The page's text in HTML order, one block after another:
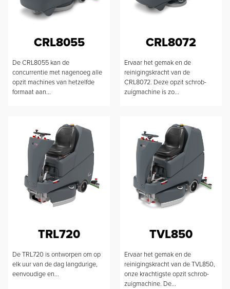
CRL8055
De CRL8055 kan de
concurrentie met nagenoeg alle
opzit machines van hetzelfde
formaat aan...
CRL8072
Ervaar het gemak en de
reinigingskracht van de
CRL8072. Deze opzit schrob-
zuigmachine is zo...
TRL720
De TRL720 is ontworpen om op
elk uur van de dag langdurige,
eenvoudige en...
TVL850
Ervaar het gemak en de
reinigingskracht van de TVL850,
onze krachtigste opzit schrob-
zuigmachine. De...